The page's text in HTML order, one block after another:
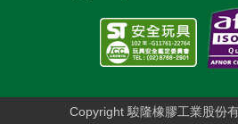
Copyright 駿隆橡膠工業股份